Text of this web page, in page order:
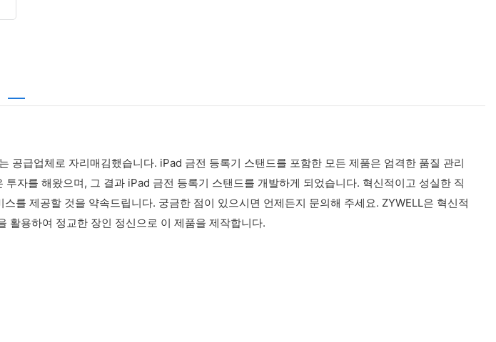
급업체로 자리매김했습니다. iPad 금전 등록기 스탠드를 포함한 모든 제품은 엄격한 품질 관리
자를 해왔으며, 그 결과 iPad 금전 등록기 스탠드를 개발하게 되었습니다. 혁신적이고 성실한 직
를 제공할 것을 약속드립니다. 궁금한 점이 있으시면 언제든지 문의해 주세요. ZYWELL은 혁신적
활용하여 정교한 장인 정신으로 이 제품을 제작합니다.